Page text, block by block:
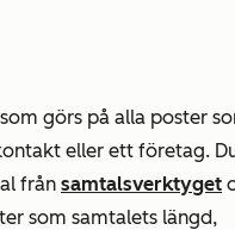
görs på alla poster
eller ett företag.
från samtalsverktyget
som samtalets längd,